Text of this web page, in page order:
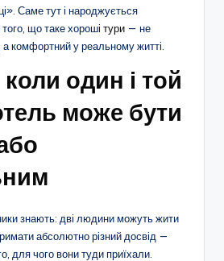
Саме тут і народжується
що таке хороші тури — не
а комфортний у реальному житті.
один і той
може бути
знають: дві людини можуть жити
абсолютно різний досвід —
для чого вони туди приїхали.